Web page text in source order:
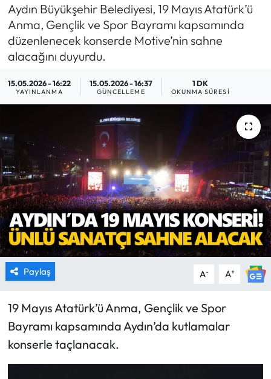
Aydın Büyükşehir Belediyesi, 19 Mayıs Atatürk’ü
Anma, Gençlik ve Spor Bayramı kapsamında
düzenlenecek konserde Motive’nin sahne
alacağını duyurdu.
15.05.2026 - 16:22
YAYINLANMA
15.05.2026 - 16:37
GÜNCELLEME
1 DK
OKUNMA SÜRESI
Paylaş A- A+
19 Mayıs Atatürk’ü Anma, Gençlik ve Spor
Bayramı kapsamında Aydın’da kutlamalar
konserle taçlanacak.
GÜNCEL
GÜNDEM
SPOR
TARIM
TURİZM
YAŞAM
HABER İLAN
Son Dakika Haberleri
Haber Arşivi